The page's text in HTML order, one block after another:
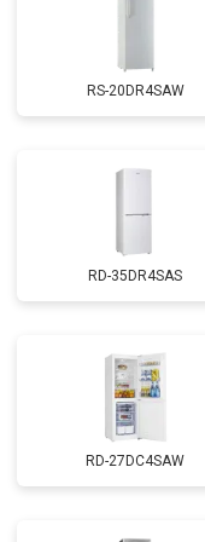
RS-20DR4SAW
RD-35DR4SAS
RD-27DC4SAW